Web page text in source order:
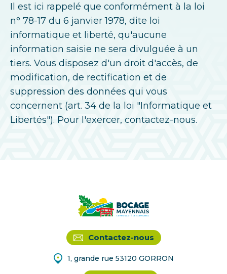
Il est ici rappelé que conformément à la loi
n° 78-17 du 6 janvier 1978, dite loi
informatique et liberté, qu'aucune
information saisie ne sera divulguée à un
tiers. Vous disposez d'un droit d'accès, de
modification, de rectification et de
suppression des données qui vous
concernent (art. 34 de la loi "Informatique et
Libertés"). Pour l'exercer, contactez-nous.
Contactez-nous
1, grande rue 53120 GORRON